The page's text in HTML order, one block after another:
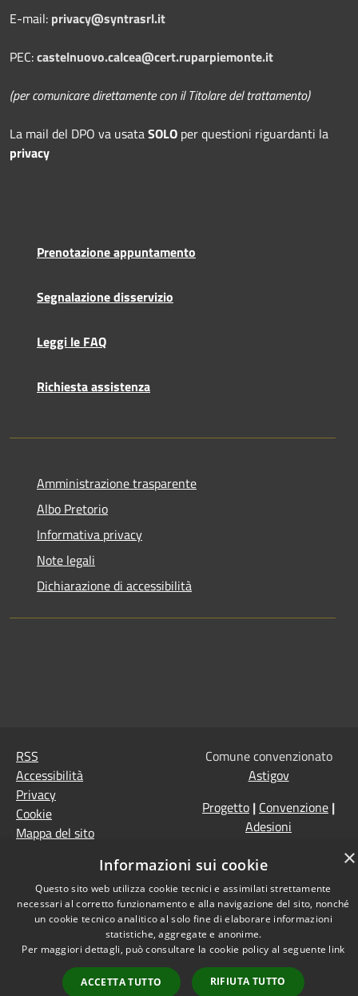
E-mail: privacy@syntrasrl.it
PEC:castelnuovo.calcea@cert.ruparpiemonte.it
(per comunicare direttamente con il Titolare del trattamento)
La mail del DPO va usataSOLO per questioni riguardanti la
privacy
Prenotazione appuntamento
Segnalazione disservizio
Leggi le FAQ
Richiesta assistenza
Amministrazione trasparente
Albo Pretorio
Informativa privacy
Note legali
Dichiarazione di accessibilità
RSS
Accessibilità
Privacy
Cookie
Mappa del sito
Comune convenzionato
Astigov
Progetto | Convenzione |
Adesioni
• Accesso redazione ×
Informazioni sui cookie
Questo sito web utilizza cookie tecnici e assimilati strettamente
necessari al corretto funzionamento e alla navigazione del sito, nonché
un cookie tecnico analitico al solo fine di elaborare informazioni
statistiche, aggregate e anonime.
Per maggiori dettagli, può consultare la cookie policy al seguente link
ACCETTA TUTTO RIFIUTA TUTTO